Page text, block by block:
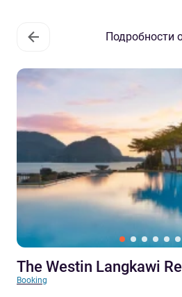
Подробности
The Westin Langkawi
Booking